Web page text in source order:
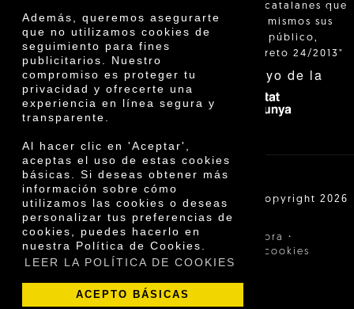
Además, queremos asegurarte
que no utilizamos cookies de
seguimiento para fines
publicitarios. Nuestro
compromiso es proteger tu
privacidad y ofrecerte una
experiencia en línea segura y
transparente.
Al hacer clic en 'Aceptar',
aceptas el uso de estas cookies
básicas. Si deseas obtener más
información sobre cómo
utilizamos las cookies o deseas
personalizar tus preferencias de
cookies, puedes hacerlo en
nuestra Política de Cookies.
LEER LA POLÍTICA DE COOKIES
ACEPTO BÁSICAS
agricultores catalanes que
venden ellos mismos sus
productos al público,
según el Decreto 24/2013"
Con el apoyo de la
Cooperativa Agrícola de Cambrils SCCL | Copyright 2026
Aviso legal· Condiciones de compra ·
Política de privacidad · Política de cookies